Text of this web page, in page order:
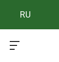
RU